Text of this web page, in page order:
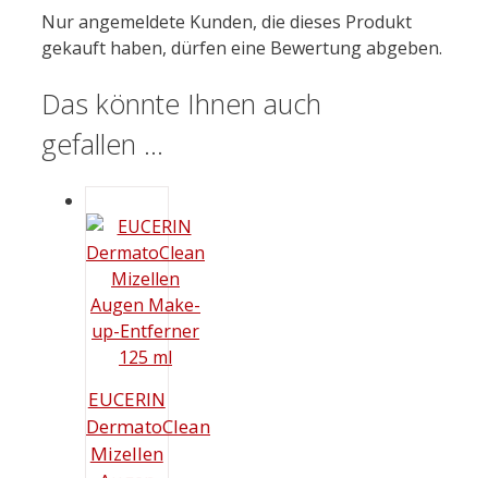
Nur angemeldete Kunden, die dieses Produkt
gekauft haben, dürfen eine Bewertung abgeben.
Das könnte Ihnen auch
gefallen …
EUCERIN
DermatoClean
Mizellen